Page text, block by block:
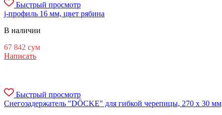
Быстрый просмотр
j-профиль 16 мм, цвет рябина
В наличии
67 842 сум
Написать
Быстрый просмотр
Снегозадержатель "DÖCKE" для гибкой черепицы, 270 х 30